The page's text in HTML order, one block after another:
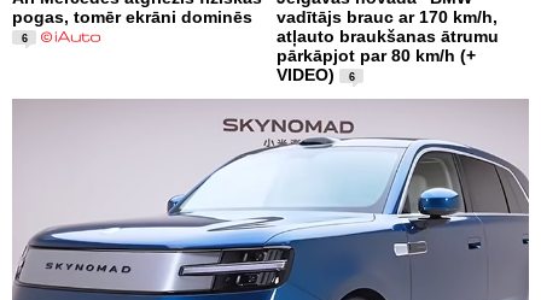
pogas, tomēr ekrāni dominēs
6
vadītājs brauc ar 170 km/h,
atļauto braukšanas ātrumu
pārkāpjot par 80 km/h (+
VIDEO)
6